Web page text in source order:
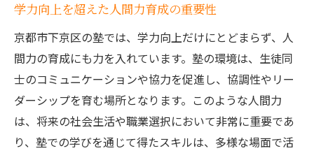
学力向上を超えた人間力育成の重要性
京都市下京区の塾では、学力向上だけにとどまらず、人
間力の育成にも力を入れています。塾の環境は、生徒同
士のコミュニケーションや協力を促進し、協調性やリー
ダーシップを育む場所となります。このような人間力
は、将来の社会生活や職業選択において非常に重要であ
り、塾での学びを通じて得たスキルは、多様な場面で活